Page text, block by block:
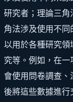
研究者；理論三角
角法涉及使用不
以用於各種研究
究等。例如，在
會使用問卷調查
後將這些數據進行